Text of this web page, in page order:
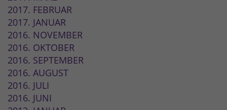
2017. FEBRUAR
2017. JANUAR
2016. NOVEMBER
2016. OKTOBER
2016. SEPTEMBER
2016. AUGUST
2016. JULI
2016. JUNI